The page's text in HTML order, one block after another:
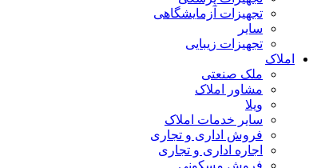
تجهیزات آزمایشگاهی
سایر
تجهیزات زیبایی
املاک
ملک صنعتی
مشاور املاک
ویلا
سایر خدمات املاک
فروش اداری و تجاری
اجاره اداری و تجاری